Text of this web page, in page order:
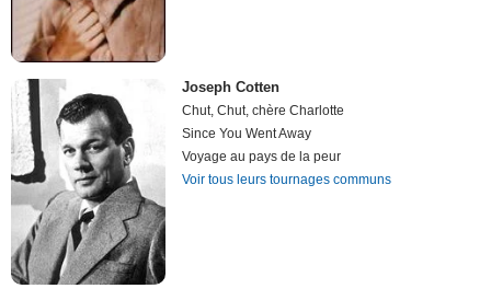
Joseph Cotten
Chut, Chut, chère Charlotte
Since You Went Away
Voyage au pays de la peur
Voir tous leurs tournages communs